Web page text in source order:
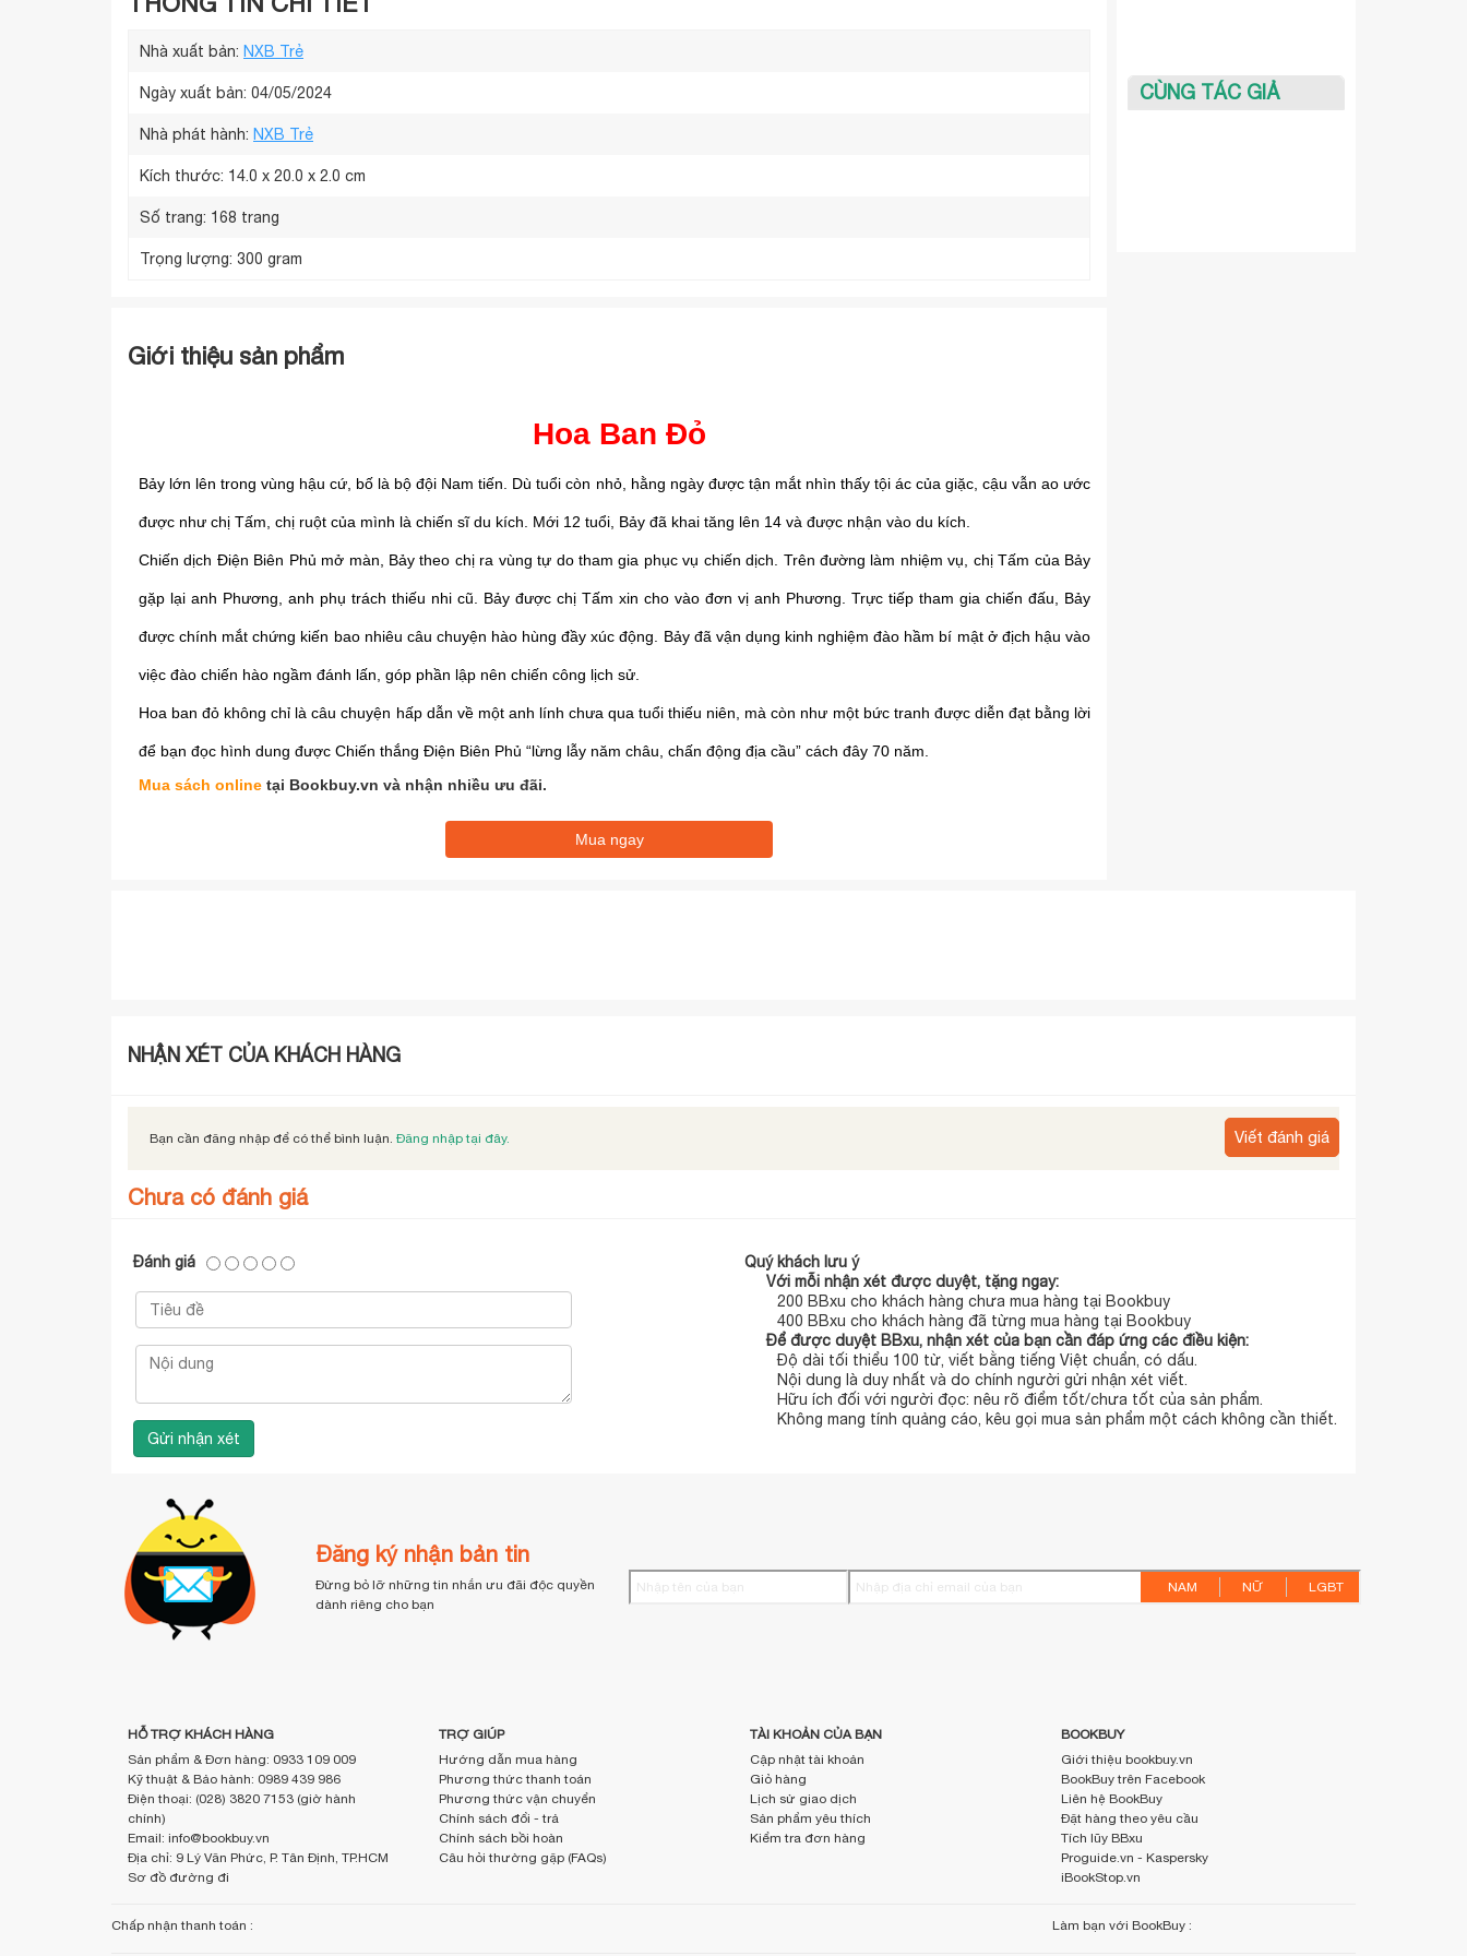
Nhà xuất bản: NXB Trẻ
Ngày xuất bản: 04/05/2024
Nhà phát hành: NXB Trẻ
Kích thước: 14.0 x 20.0 x 2.0 cm
Số trang: 168 trang
Trọng lượng: 300 gram
Giới thiệu sản phẩm
Hoa Ban Đỏ
Bảy lớn lên trong vùng hậu cứ, bố là bộ đội Nam tiến. Dù tuổi còn nhỏ, hằng ngày được tận mắt nhìn thấy tội ác của giặc, cậu vẫn ao ước
được như chị Tấm, chị ruột của mình là chiến sĩ du kích. Mới 12 tuổi, Bảy đã khai tăng lên 14 và được nhận vào du kích.
Chiến dịch Điện Biên Phủ mở màn, Bảy theo chị ra vùng tự do tham gia phục vụ chiến dịch. Trên đường làm nhiệm vụ, chị Tấm của Bảy
gặp lại anh Phương, anh phụ trách thiếu nhi cũ. Bảy được chị Tấm xin cho vào đơn vị anh Phương. Trực tiếp tham gia chiến đấu, Bảy
được chính mắt chứng kiến bao nhiêu câu chuyện hào hùng đầy xúc động. Bảy đã vận dụng kinh nghiệm đào hầm bí mật ở địch hậu vào
việc đào chiến hào ngầm đánh lấn, góp phần lập nên chiến công lịch sử.
Hoa ban đỏ không chỉ là câu chuyện hấp dẫn về một anh lính chưa qua tuổi thiếu niên, mà còn như một bức tranh được diễn đạt bằng lời
để bạn đọc hình dung được Chiến thắng Điện Biên Phủ “lừng lẫy năm châu, chấn động địa cầu” cách đây 70 năm.
Mua sách online tại Bookbuy.vn và nhận nhiều ưu đãi.
Mua ngay
CÙNG TÁC GIẢ
NHẬN XÉT CỦA KHÁCH HÀNG
Viết đánh giá
Bạn cần đăng nhập để có thể bình luận. Đăng nhập tại đây.
Chưa có đánh giá
Đánh giá
Quý khách lưu ý
Với mỗi nhận xét được duyệt, tặng ngay:
200 BBxu cho khách hàng chưa mua hàng tại Bookbuy
400 BBxu cho khách hàng đã từng mua hàng tại Bookbuy
Để được duyệt BBxu, nhận xét của bạn cần đáp ứng các điều kiện:
Độ dài tối thiểu 100 từ, viết bằng tiếng Việt chuẩn, có dấu.
Nội dung là duy nhất và do chính người gửi nhận xét viết.
Hữu ích đối với người đọc: nêu rõ điểm tốt/chưa tốt của sản phẩm.
Không mang tính quảng cáo, kêu gọi mua sản phẩm một cách không cần thiết.
Đăng ký nhận bản tin
Đừng bỏ lỡ những tin nhắn ưu đãi độc quyền
dành riêng cho bạn
NAM NỮ LGBT
HỖ TRỢ KHÁCH HÀNG
Sản phẩm & Đơn hàng: 0933 109 009
Kỹ thuật & Bảo hành: 0989 439 986
Điện thoại: (028) 3820 7153 (giờ hành
chính)
Email: info@bookbuy.vn
Địa chỉ: 9 Lý Văn Phức, P. Tân Định, TP.HCM
Sơ đồ đường đi
TRỢ GIÚP
Hướng dẫn mua hàng
Phương thức thanh toán
Phương thức vận chuyển
Chính sách đổi - trả
Chính sách bồi hoàn
Câu hỏi thường gặp (FAQs)
TÀI KHOẢN CỦA BẠN
Cập nhật tài khoản
Giỏ hàng
Lịch sử giao dịch
Sản phẩm yêu thích
Kiểm tra đơn hàng
BOOKBUY
Giới thiệu bookbuy.vn
BookBuy trên Facebook
Liên hệ BookBuy
Đặt hàng theo yêu cầu
Tích lũy BBxu
Proguide.vn - Kaspersky
iBookStop.vn
Chấp nhận thanh toán : Làm bạn với BookBuy :